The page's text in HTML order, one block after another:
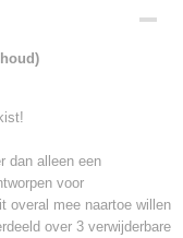
dan alleen een
voor
overal mee naartoe willen
over 3 verwijderbare